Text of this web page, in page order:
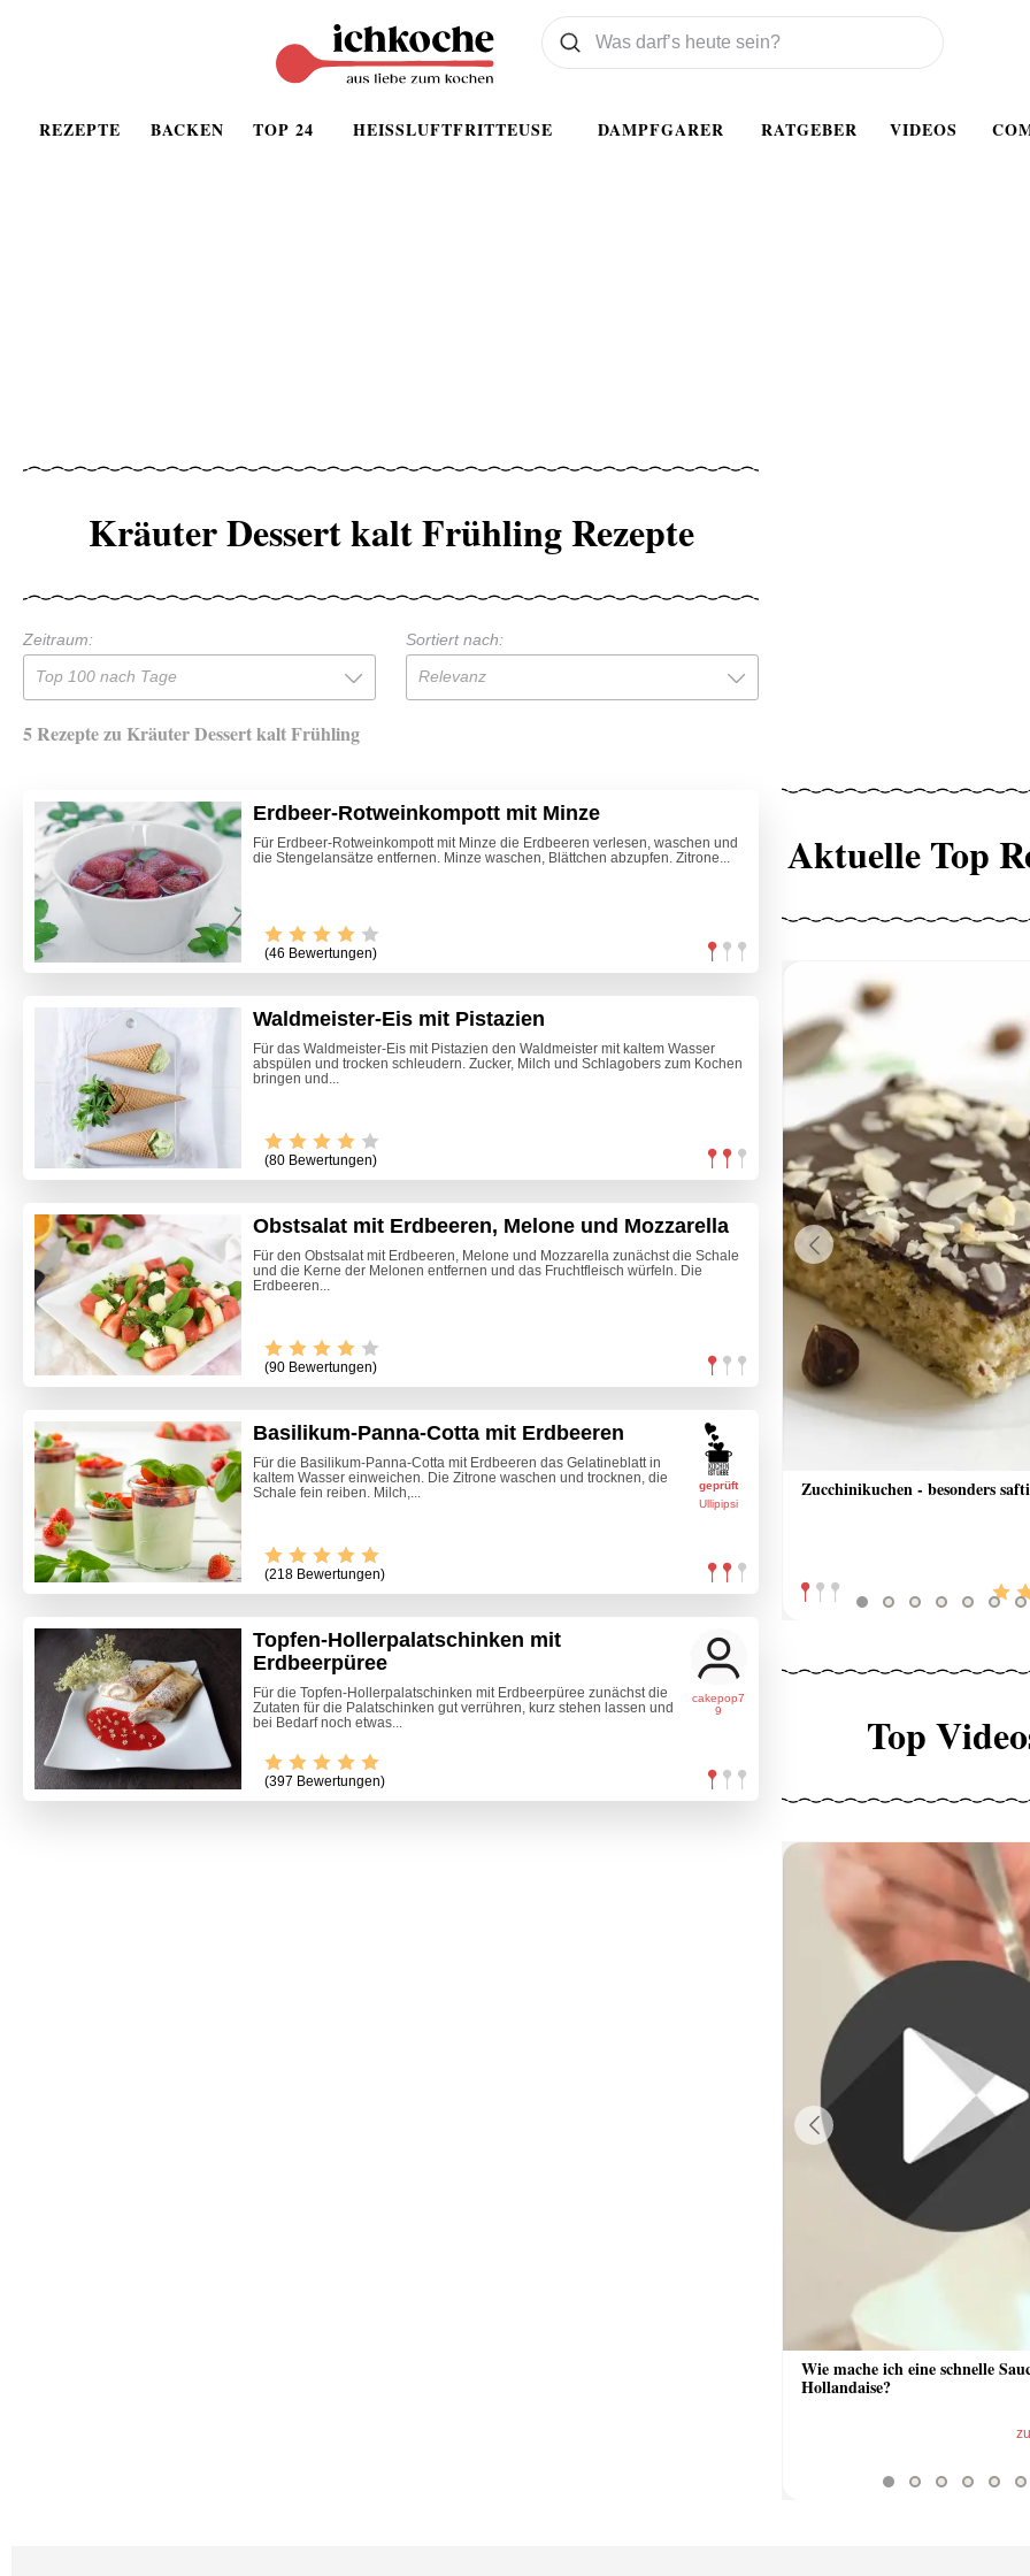
REZEPTE BACKEN TOP 24 HEISSLUFTFRITTEUSE DAMPFGARER RATGEBER VIDEOS
Was wollen Sie suchen
Suchen
Kräuter Dessert kalt Frühling Rezepte
Zeitraum:
Top 100 nach Tage
Sortiert nach:
Relevanz
5 Rezepte zu Kräuter Dessert kalt Frühling
Erdbeer-Rotweinkompott mit Minze
Für Erdbeer-Rotweinkompott mit Minze die Erdbeeren verlesen, waschen und
die Stengelansätze entfernen. Minze waschen, Blättchen abzupfen. Zitrone...
(46 Bewertungen)
Waldmeister-Eis mit Pistazien
Für das Waldmeister-Eis mit Pistazien den Waldmeister mit kaltem Wasser
abspülen und trocken schleudern. Zucker, Milch und Schlagobers zum Kochen
bringen und...
(80 Bewertungen)
Obstsalat mit Erdbeeren, Melone und Mozzarella
Für den Obstsalat mit Erdbeeren, Melone und Mozzarella zunächst die Schale
und die Kerne der Melonen entfernen und das Fruchtfleisch würfeln. Die
Erdbeeren...
(90 Bewertungen)
geprüft
Ullipipsi
Basilikum-Panna-Cotta mit Erdbeeren
Für die Basilikum-Panna-Cotta mit Erdbeeren das Gelatineblatt in
kaltem Wasser einweichen. Die Zitrone waschen und trocknen, die
Schale fein reiben. Milch,...
(218 Bewertungen)
cakepop7
9
Topfen-Hollerpalatschinken mit
Erdbeerpüree
Für die Topfen-Hollerpalatschinken mit Erdbeerpüree zunächst die
Zutaten für die Palatschinken gut verrühren, kurz stehen lassen und
bei Bedarf noch etwas...
(397 Bewertungen)
Aktuelle Top
Zucchinikuchen - besonders
Käsespätzle
Previous
Top
Wie mache ich eine schnelle
Hollandaise?
Previous